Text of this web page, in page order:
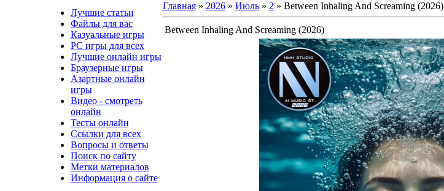
Лучшие статьи
Файлы для вас
Казуальные игры
PC игры для всех
Лучшие онлайн игры
Браузерные игры
Азартные онлайн
игры
Видео - смотреть
онлайн
Тесты онлайн
Ссылки для всех
Вопросы и ответы
Поиск по сайту
Метки материалов
Информация о сайте
Главная» 2026 » Июль » 2» Between Inhaling And Screaming (2026)
Between Inhaling And Screaming (2026)